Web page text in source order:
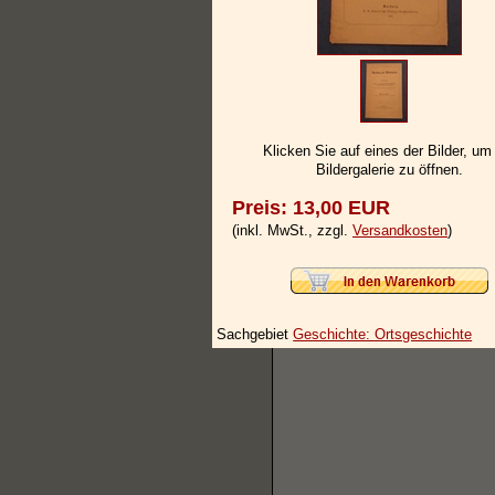
Klicken Sie auf eines der Bilder, um
Bildergalerie zu öffnen.
Preis: 13,00 EUR
(inkl. MwSt., zzgl. Versandkosten)
SachgebietGeschichte: Ortsgeschichte